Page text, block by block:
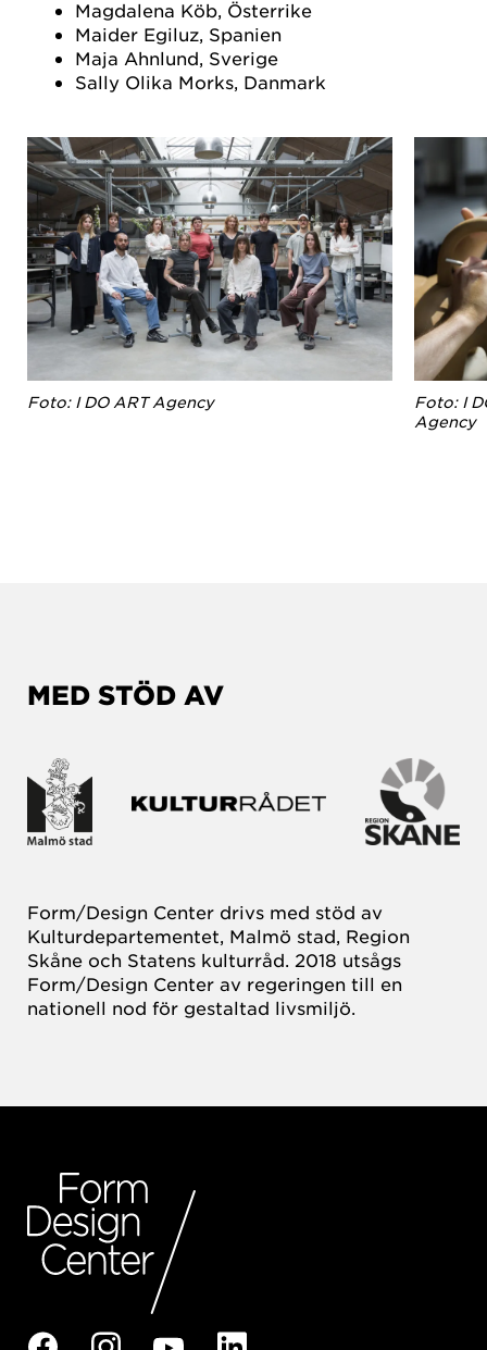
Magdalena Köb, Österrike
Maider Egiluz, Spanien
Maja Ahnlund, Sverige
Sally Olika Morks, Danmark
Foto: I DO ART Agency
Foto: I
Agency
MED STÖD AV
Form/Design Center drivs med stöd av
Kulturdepartementet, Malmö stad, Region
Skåne och Statens kulturråd. 2018 utsågs
Form/Design Center av regeringen till en
nationell nod för gestaltad livsmiljö.